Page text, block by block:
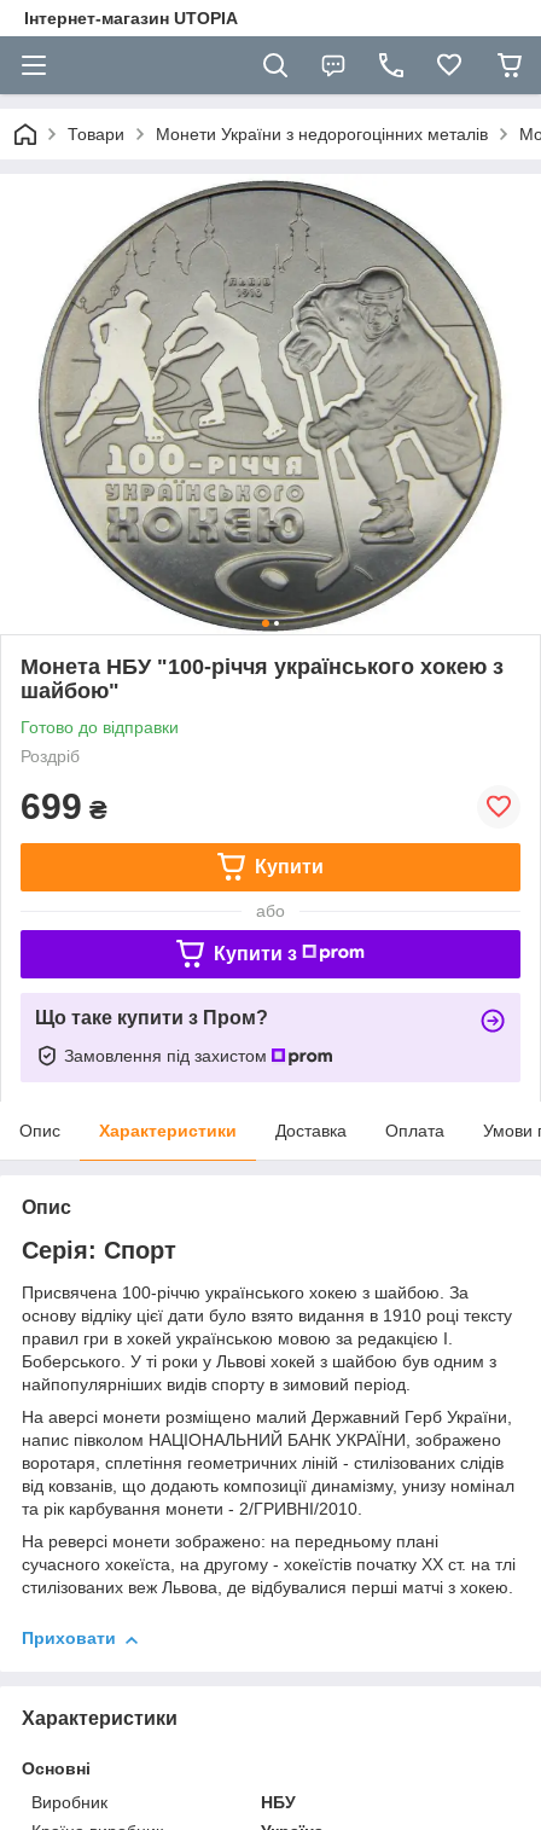
Інтернет-магазин UTOPIA
Товари Монети України з недорогоцінних металів
Монета НБУ "100-річчя українського хокею з
шайбою"
Готово до відправки
Роздріб
699 ₴
Купити
або
Купити з
Що таке купити з Пром?
Замовлення під захистом
Опис Характеристики Доставка Оплата Умови
Опис
Серія: Спорт
Присвячена 100-річчю українського хокею з шайбою. За
основу відліку цієї дати було взято видання в 1910 році тексту
правил гри в хокей українською мовою за редакцією І.
Боберського. У ті роки у Львові хокей з шайбою був одним з
найпопулярніших видів спорту в зимовий період.
На аверсі монети розміщено малий Державний Герб України,
напис півколом НАЦІОНАЛЬНИЙ БАНК УКРАЇНИ, зображено
воротаря, сплетіння геометричних ліній - стилізованих слідів
від ковзанів, що додають композиції динамізму, унизу номінал
та рік карбування монети - 2/ГРИВНІ/2010.
На реверсі монети зображено: на передньому плані
сучасного хокеїста, на другому - хокеїстів початку ХХ ст. на тлі
стилізованих веж Львова, де відбувалися перші матчі з хокею.
Приховати
Характеристики
Основні
Виробник
НБУ